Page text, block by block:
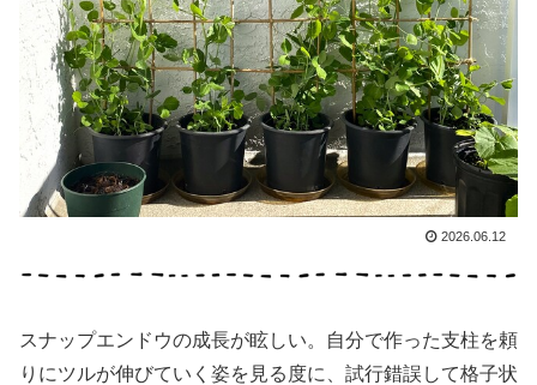
2026.06.12
スナップエンドウの成長が眩しい。自分で作った支柱を頼
りにツルが伸びていく姿を見る度に、試行錯誤して格子状